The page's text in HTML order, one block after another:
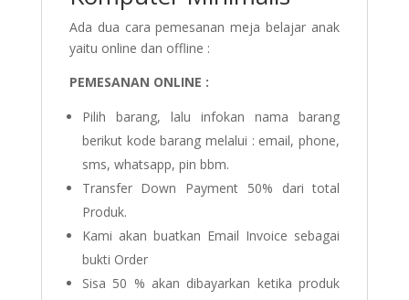
Ada dua cara pemesanan meja belajar anak
yaitu online dan offline :
PEMESANAN ONLINE :
Pilih barang, lalu infokan nama barang
berikut kode barang melalui : email, phone,
sms, whatsapp, pin bbm.
Transfer Down Payment 50% dari total
Produk.
Kami akan buatkan Email Invoice sebagai
bukti Order
Sisa 50 % akan dibayarkan ketika produk